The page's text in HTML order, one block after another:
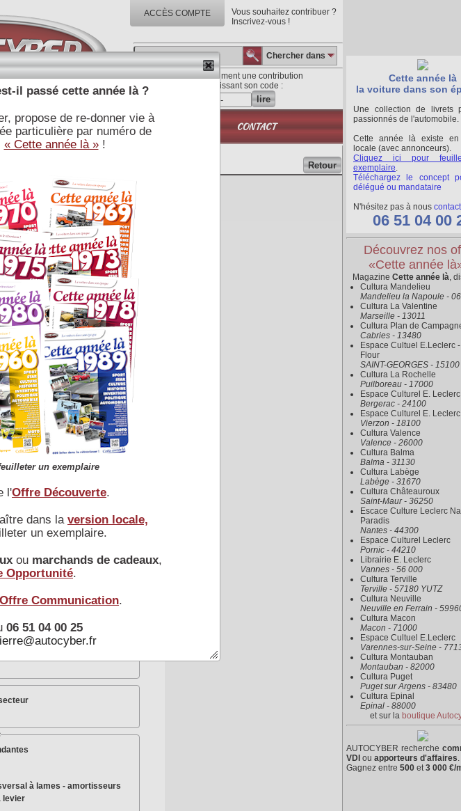
ACCÈS COMPTE
Vous souhaitez contribuer ?
Inscrivez-vous !
Chercher dans
Lisez directement une contribution
en saisissant son code :
lire
RÉFÉRENCES
JOURNALISTIQUES
BOUTIQUE CONTACT
Retour
Lire l'article associé
Fiat
ligne
AV
Tr/mn cv
Tr/mn
latéral - soupapes latérales
- ventilateur
à sec
arrière)
à lames - amortisseurs
levier
Cette année là
la voiture dans son
Une collection de livrets
passionnés de l'automobile.
Cette année là existe en
locale (avec annonceurs).
Cliquez ici pour
exemplaire.
Téléchargez le concept
délégué ou mandataire
N'hésitez pas à nous
06 51 04 00
Découvrez nos
«Cette année
Magazine Cette année là,
Cultura Mandelieu
Mandelieu la Napoule -
Cultura La Valentine
Marseille - 13011
Cultura Plan de
Cabries - 13480
Espace Cultuel E.Leclerc
Flour
SAINT-GEORGES - 15100
Cultura La Rochelle
Puilboreau - 17000
Espace Culturel E. Leclerc
Bergerac - 24100
Espace Culturel E. Leclerc
Vierzon - 18100
Cultura Valence
Valence - 26000
Cultura Balma
Balma - 31130
Cultura Labège
Labège - 31670
Cultura Châteauroux
Saint-Maur - 36250
Escace Culture Leclerc
Paradis
Nantes - 44300
Espace Culturel Leclerc
Pornic - 44210
Librairie E. Leclerc
Vannes - 56 000
Cultura Terville
Terville - 57180 YUTZ
Cultura Neuville
Neuville en Ferrain -
Cultura Macon
Macon - 71000
Espace Cultuel E.Leclerc
Varennes-sur-Seine -
Cultura Montauban
Montauban - 82000
Cultura Puget
Puget sur Argens - 83480
Cultura Epinal
Epinal - 88000
et sur la boutique
AUTOCYBER recherche
VDI ou apporteurs d'affaires.
Gagnez entre 500 et3 000 €/
il passé cette année là ?
propose de re-donner vie à
particulière par numéro de
« Cette année là »!
un exemplaire
l'Offre Découverte.
dans la version locale,
un exemplaire.
ou marchands de cadeaux,
Opportunité.
Offre Communication.
06 51 04 00 25